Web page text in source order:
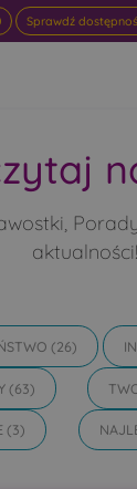
Sprawdź
aktualności!
(26)
(63)
(3)